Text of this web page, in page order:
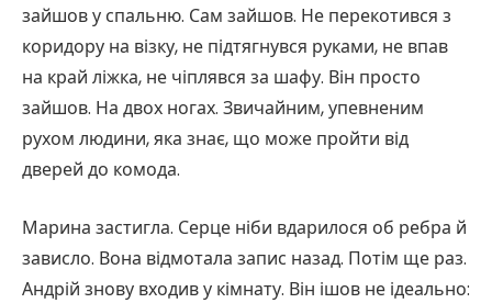
зайшов у спальню. Сам зайшов. Не перекотився з
коридору на візку, не підтягнувся руками, не впав
на край ліжка, не чіплявся за шафу. Він просто
зайшов. На двох ногах. Звичайним, упевненим
рухом людини, яка знає, що може пройти від
дверей до комода.
Марина застигла. Серце ніби вдарилося об ребра й
зависло. Вона відмотала запис назад. Потім ще раз.
Андрій знову входив у кімнату. Він ішов не ідеально: